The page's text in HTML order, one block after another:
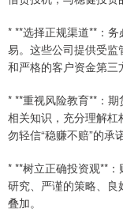
* **选择正规渠道**：
易。这些公司提供受监
和严格的客户资金第三
* **重视风险教育**：
相关知识，充分理解
勿轻信“稳赚不赔”的承诺
* **树立正确投资观**
研究、严谨的策略、
叠加。